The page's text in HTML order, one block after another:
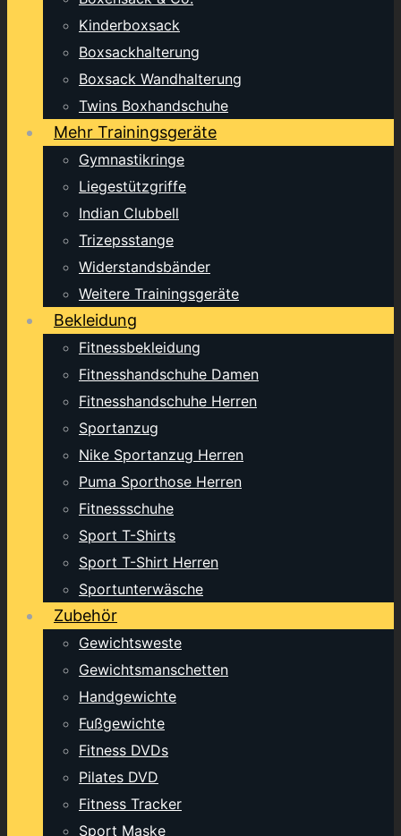
Kinderboxsack
Boxsackhalterung
Boxsack Wandhalterung
Twins Boxhandschuhe
Mehr Trainingsgeräte
Gymnastikringe
Liegestützgriffe
Indian Clubbell
Trizepsstange
Widerstandsbänder
Weitere Trainingsgeräte
Bekleidung
Fitnessbekleidung
Fitnesshandschuhe Damen
Fitnesshandschuhe Herren
Sportanzug
Nike Sportanzug Herren
Puma Sporthose Herren
Fitnessschuhe
Sport T-Shirts
Sport T-Shirt Herren
Sportunterwäsche
Zubehör
Gewichtsweste
Gewichtsmanschetten
Handgewichte
Fußgewichte
Fitness DVDs
Pilates DVD
Fitness Tracker
Sport Maske